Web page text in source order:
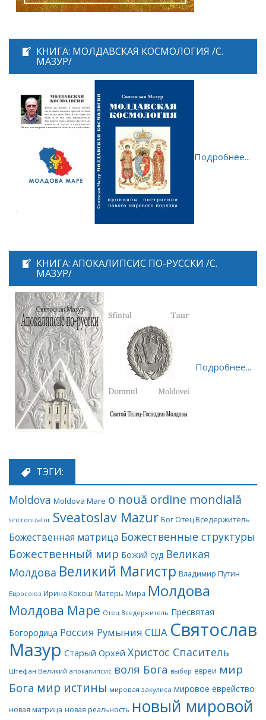
КНИГА: МОЛДАВСКАЯ КОСМОЛОГИЯ /С.
МАЗУР/
Подробнее...
КНИГА: АПОКАЛИПСИС ПО-РУССКИ /С.
МАЗУР/
Подробнее...
ТЭГИ:
Moldova Moldova Mare o nouă ordine mondială
sincronizator Sveatoslav Mazur Бог Отец Вседержитель
Божественная матрица Божественные структуры
Божественный мир Божий суд Великая
Молдова Великий Магистр Владимир Путин
Евросоюз Ирина Кокош Матерь Мира Молдова
Молдова Маре Отец Вседержитель Пресвятая
Богородица Россия Румыния США Святослав
Мазур Старый Орхей Христос Спаситель
Штефан Великий апокалипсис воля Бога выбор евреи мир
Бога мир истины мировая закулиса мировое еврейство
новая матрица новая реальность новый мировой